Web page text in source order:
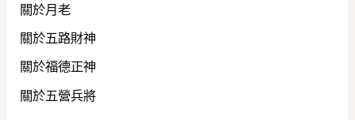
關於月老
關於五路財神
關於福德正神
關於五營兵將